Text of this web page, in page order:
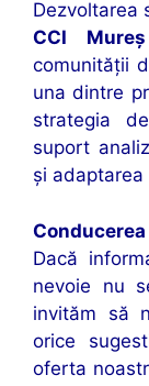
Dezvoltarea
CCI Mureş
comunităţii
una dintre
strategia
suport
şi
Dacă
nevoie nu
invităm să
orice
oferta